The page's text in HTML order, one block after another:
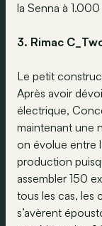
la Senna à
3. Rimac
Le petit
Après avoir
électrique,
maintenant une
on évolue entre
production
assembler 150
tous les cas, les
s’avèrent